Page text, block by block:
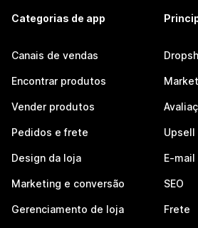
Categorias de app
Canais de vendas
Encontrar produtos
Vender produtos
Pedidos e frete
Design da loja
Marketing e conversão
Gerenciamento de loja
E-
SEO
Frete